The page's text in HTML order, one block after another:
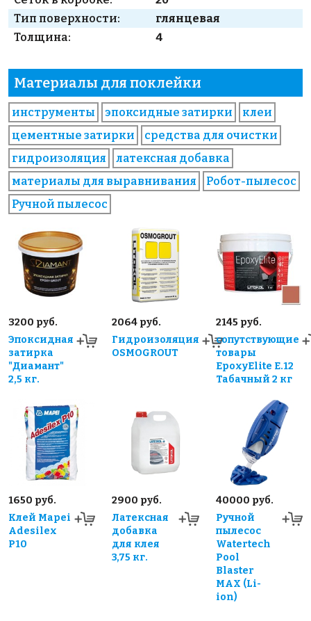
Тип поверхности:
глянцевая
Толщина:
4
Материалы для поклейки
инструменты эпоксидные затирки
клеи
цементные затирки
средства для очистки
гидроизоляция
латексная добавка
материалы для выравнивания
Робот-пылесос
Ручной пылесос
3200 руб.
Эпоксидная
затирка
"Диамант"
2,5 кг.
2064 руб.
Гидроизоляция
OSMOGROUT
2145 руб.
сопутствующие
товары
EpoxyElite E.12
Табачный 2 кг
1650 руб.
Клей Mapei
Adesilex
P10
2900 руб.
Латексная
добавка
для клея
3,75 кг.
40000 руб.
Ручной
пылесос
Watertech
Pool
Blaster
MAX (Li-
ion)